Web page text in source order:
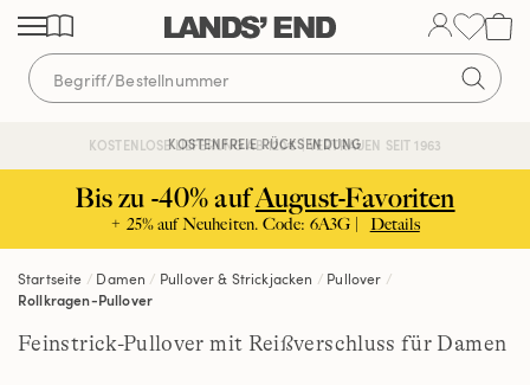
Direkt
zum
Inhalt
Direkt
zur
Navigation
Direkt
zur
Suche
KOSTENLOSE LIEFERUNG AB 120€ | VERTRAUEN SEIT 1963
KOSTENFREIE RÜCKSENDUNG
Bis zu -40% aufAugust-Favoriten
+ 25% auf Neuheiten. Code: 6A3G | Details
Startseite Damen Pullover & Strickjacken
Pullover
Rollkragen-Pullover
Feinstrick-Pullover mit Reißverschluss für Damen